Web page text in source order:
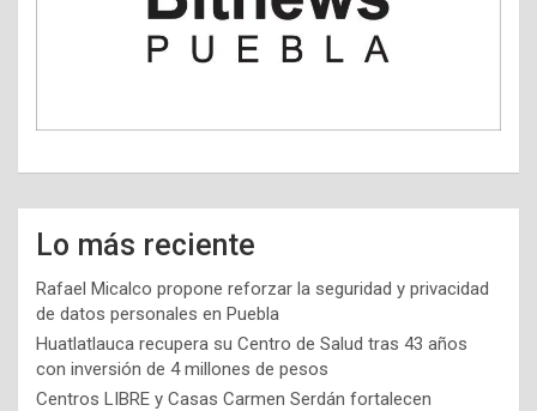
Lo más reciente
Rafael Micalco propone reforzar la seguridad y privacidad
de datos personales en Puebla
Huatlatlauca recupera su Centro de Salud tras 43 años
con inversión de 4 millones de pesos
Centros LIBRE y Casas Carmen Serdán fortalecen